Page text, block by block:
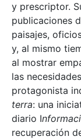
y prescriptor.
publicaciones
paisajes,
y, al mismo
al mostrar
las
protagonista
terra: una
diario I
recuperación